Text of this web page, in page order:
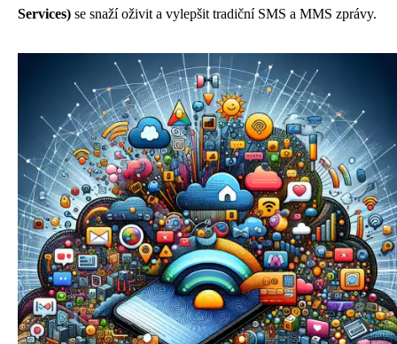
Services) se snaží oživit a vylepšit tradiční SMS a MMS zprávy.